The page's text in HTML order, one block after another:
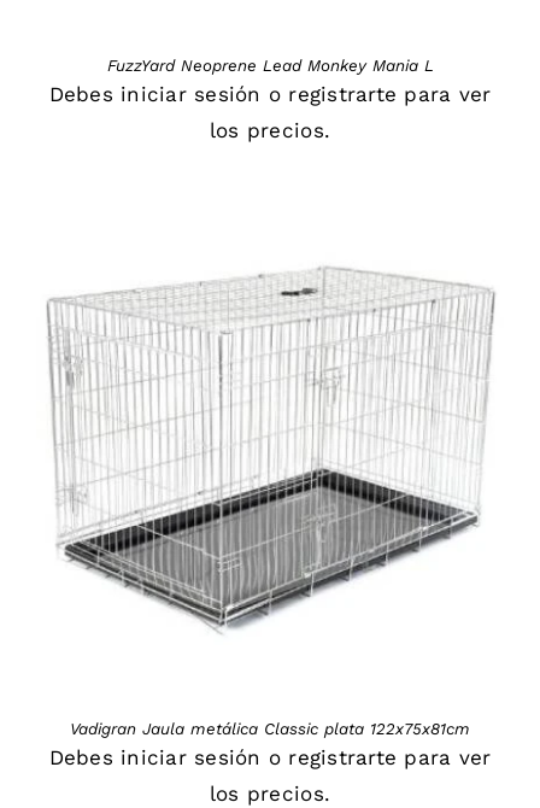
FuzzYard Neoprene Lead Monkey Mania L
Debes iniciar sesión o registrarte para ver
los precios.
Vadigran Jaula metálica Classic plata 122x75x81cm
Debes iniciar sesión o registrarte para ver
los precios.